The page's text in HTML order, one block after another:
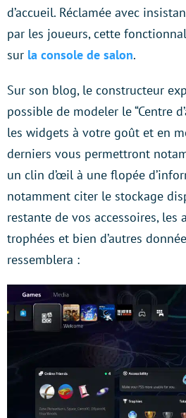
d’accueil. Réclamée avec
par les joueurs, cette
sur la console de salon.
Sur son blog, le constructeur
possible de modeler le “Centre
les widgets à votre goût et en
derniers vous permettront
un clin d’œil à une flopée
notamment citer le stockage
restante de vos accessoires, les
trophées et bien d’autres
ressemblera :